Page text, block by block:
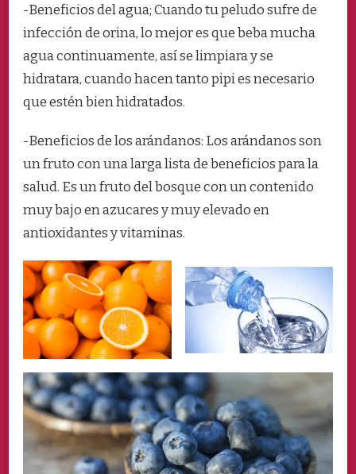
-Beneficios del agua; Cuando tu peludo sufre de
infección de orina, lo mejor es que beba mucha
agua continuamente, así se limpiara y se
hidratara, cuando hacen tanto pipi es necesario
que estén bien hidratados.
-Beneficios de los arándanos: Los arándanos son
un fruto con una larga lista de beneficios para la
salud. Es un fruto del bosque con un contenido
muy bajo en azucares y muy elevado en
antioxidantes y vitaminas.